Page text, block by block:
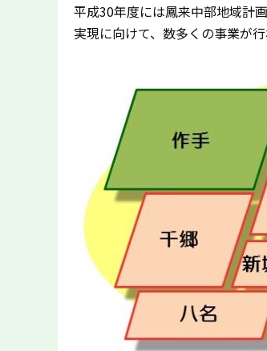
平成30年度には鳳来中部地域計
実現に向けて、数多くの事業が行